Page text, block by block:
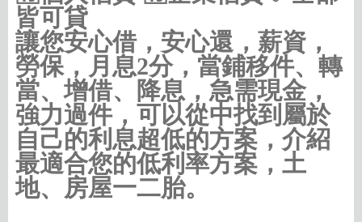
皆可貸
讓您安心借，安心還，薪資，
勞保，月息2分，當鋪移件、轉
當、增借、降息，急需現金，
強力過件，可以從中找到屬於
自己的利息超低的方案，介紹
最適合您的低利率方案，土
地、房屋一二胎。